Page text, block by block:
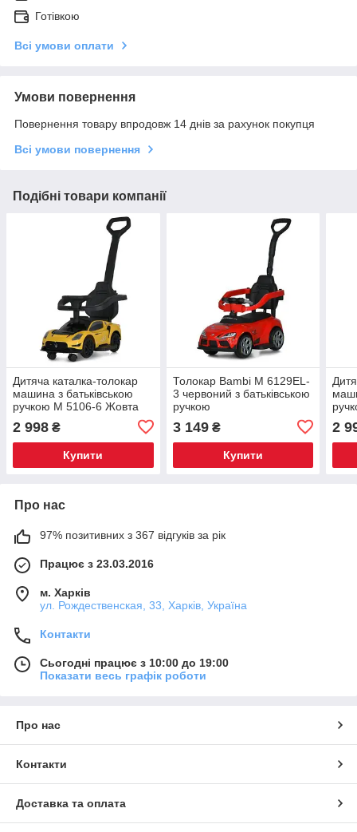
Готівкою
Всі умови оплати
Умови повернення
Повернення товару впродовж 14 днів за рахунок покупця
Всі умови повернення
Подібні товари компанії
Дитяча каталка-толокар
машина з батьківською
ручкою M 5106-6 Жовта
2 998 ₴
Купити
Толокар Bambi M 6129EL-
3 червоний з батьківською
ручкою
3 149₴
Купити
2
Про нас
97% позитивних з 367 відгуків за рік
Працює з 23.03.2016
м. Харків
ул. Рождественская, 33, Харків, Україна
Контакти
Сьогодні працює з 10:00 до 19:00
Показати весь графік роботи
Про нас
Контакти
Доставка та оплата